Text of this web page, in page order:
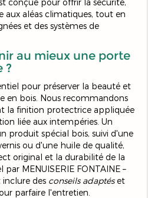
aux aléas climatiques, tout en
et des systèmes de
au mieux une porte
?
pour préserver la beauté et
en bois. Nous recommandons
la finition protectrice appliquée
liée aux intempéries. Un
produit spécial bois, suivi d'une
ou d'une huile de qualité,
original et la durabilité de la
MENUISERIE FONTAINE –
des conseils adaptéset
parfaire l'entretien.